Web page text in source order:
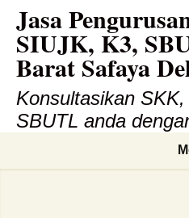
content
Jasa
SIUJK, K3,
Barat Safaya
Konsultasikan
SBUTL anda